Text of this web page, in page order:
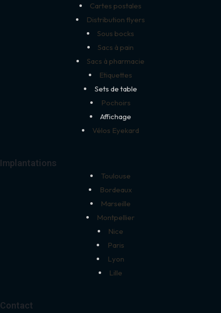
Cartes postales
Distribution flyers
Sous bocks
Sacs à pain
Sacs à pharmacie
Etiquettes
Sets de table
Pochoirs
Affichage
Vélos Eyekard
Implantations
Toulouse
Bordeaux
Marseille
Montpellier
Nice
Paris
Lyon
Lille
Contact